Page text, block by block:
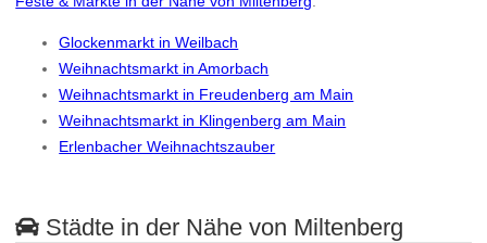
Glockenmarkt in Weilbach
Weihnachtsmarkt in Amorbach
Weihnachtsmarkt in Freudenberg am Main
Weihnachtsmarkt in Klingenberg am Main
Erlenbacher Weihnachtszauber
Städte in der Nähe von Miltenberg